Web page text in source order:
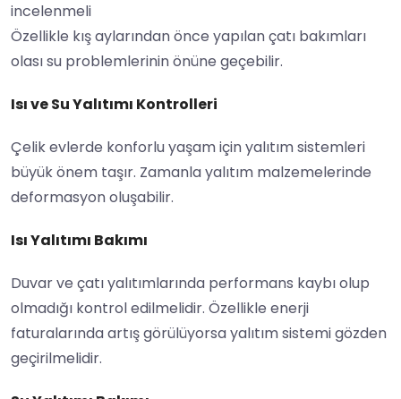
incelenmeli
Özellikle kış aylarından önce yapılan çatı bakımları
olası su problemlerinin önüne geçebilir.
Isı ve Su Yalıtımı Kontrolleri
Çelik evlerde konforlu yaşam için yalıtım sistemleri
büyük önem taşır. Zamanla yalıtım malzemelerinde
deformasyon oluşabilir.
Isı Yalıtımı Bakımı
Duvar ve çatı yalıtımlarında performans kaybı olup
olmadığı kontrol edilmelidir. Özellikle enerji
faturalarında artış görülüyorsa yalıtım sistemi gözden
geçirilmelidir.